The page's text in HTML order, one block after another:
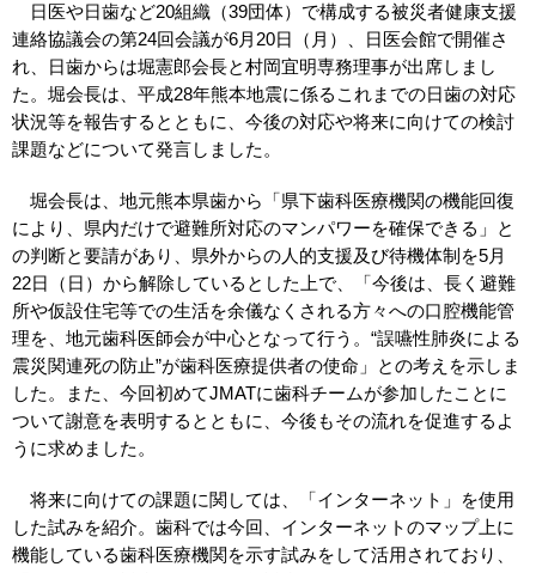
日医や日歯など20組織（39団体）で構成する被災者健康支援
連絡協議会の第24回会議が6月20日（月）、日医会館で開催さ
れ、日歯からは堀憲郎会長と村岡宜明専務理事が出席しまし
た。堀会長は、平成28年熊本地震に係るこれまでの日歯の対応
状況等を報告するとともに、今後の対応や将来に向けての検討
課題などについて発言しました。
堀会長は、地元熊本県歯から「県下歯科医療機関の機能回復
により、県内だけで避難所対応のマンパワーを確保できる」と
の判断と要請があり、県外からの人的支援及び待機体制を5月
22日（日）から解除しているとした上で、「今後は、長く避難
所や仮設住宅等での生活を余儀なくされる方々への口腔機能管
理を、地元歯科医師会が中心となって行う。“誤嚥性肺炎による
震災関連死の防止”が歯科医療提供者の使命」との考えを示しま
した。また、今回初めてJMATに歯科チームが参加したことに
ついて謝意を表明するとともに、今後もその流れを促進するよ
うに求めました。
将来に向けての課題に関しては、「インターネット」を使用
した試みを紹介。歯科では今回、インターネットのマップ上に
機能している歯科医療機関を示す試みをして活用されており、